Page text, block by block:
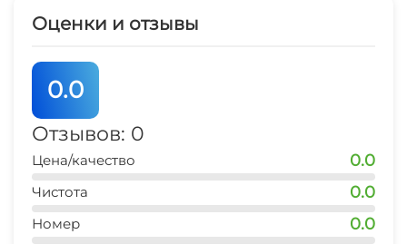
Оценки и отзывы
0.0
Отзывов: 0
Цена/качество 0.0
Чистота 0.0
Номер 0.0